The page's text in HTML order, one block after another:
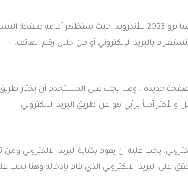
ينبغي على المستخدم أن يقوم بفتح تطبيق انستا برو 2023 للأندرويد. حيث
بالبريد الإلكتروني أو من خلال رقم الهاتف.
جديدة . وهنا يجب على المستخدم أن يختار
أمناً برأيي هو عن طريق البريد الالكتروني.
يجب عليه أن يقوم بكتابة البريد الإلكتروني
على البريد الإلكتروني الذي قام بإدخاله وهنا يجب